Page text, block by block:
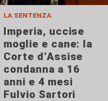
la sentenza
Imperia, uccise
moglie e cane: la
Corte d’Assise
condanna a 16
anni e 4 mesi
Fulvio Sartori